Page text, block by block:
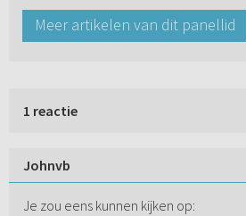
Meer artikelen van dit panellid
1 reactie
Johnvb
Je zou eens kunnen kijken op: